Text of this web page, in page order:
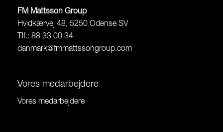
FM Mattsson Group
Hvidkærvej 48, 5250 Odense SV
Tlf.: 88 33 00 34
danmark@fmmattssongroup.com
Vores medarbejdere
Vores medarbejdere